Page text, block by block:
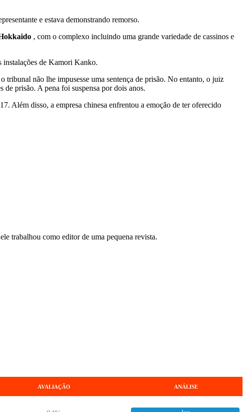
e estava demonstrando remorso.
, com o complexo incluindo uma grande variedade de cassinos e
instalações de Kamori Kanko.
tribunal não lhe impusesse uma sentença de prisão. No entanto, o juiz
de prisão. A pena foi suspensa por dois anos.
Além disso, a empresa chinesa enfrentou a emoção de ter oferecido
trabalhou como editor de uma pequena revista.
AVALIAÇÃO ANÁLISE